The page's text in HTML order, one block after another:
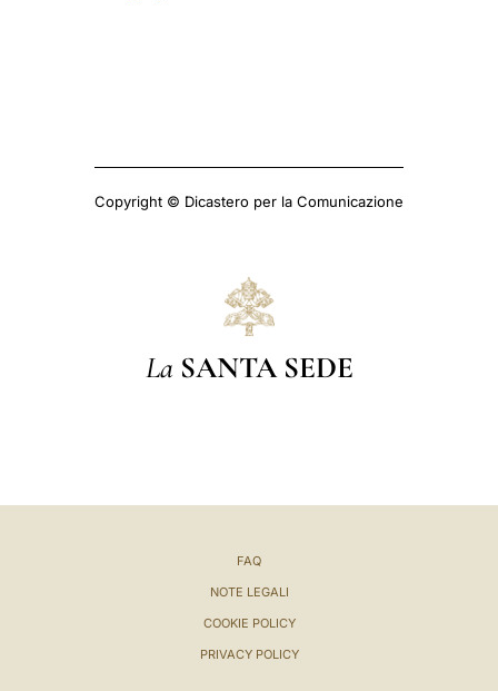
Copyright © Dicastero per la Comunicazione
La SANTA SEDE
FAQ
NOTE LEGALI
COOKIE POLICY
PRIVACY POLICY